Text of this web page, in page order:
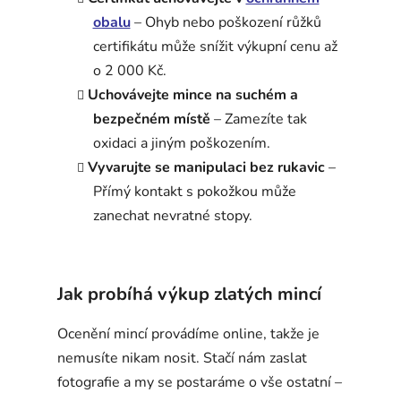
obalu– Ohyb nebo poškození růžků
certifikátu může snížit výkupní cenu až
o 2 000 Kč.
Uchovávejte mince na suchém a
bezpečném místě – Zamezíte tak
oxidaci a jiným poškozením.
Vyvarujte se manipulaci bez rukavic–
Přímý kontakt s pokožkou může
zanechat nevratné stopy.
Jak probíhá výkup zlatých mincí
Ocenění mincí provádíme online, takže je
nemusíte nikam nosit. Stačí nám zaslat
fotografie a my se postaráme o vše ostatní –